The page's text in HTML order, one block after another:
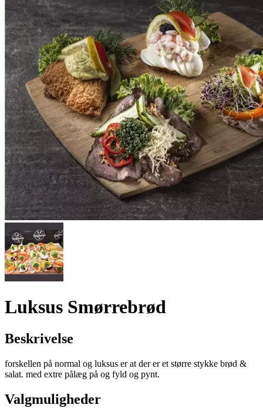
Luksus Smørrebrød
Beskrivelse
forskellen på normal og luksus er at der er et større stykke brød &
salat. med extre pålæg på og fyld og pynt.
Valgmuligheder